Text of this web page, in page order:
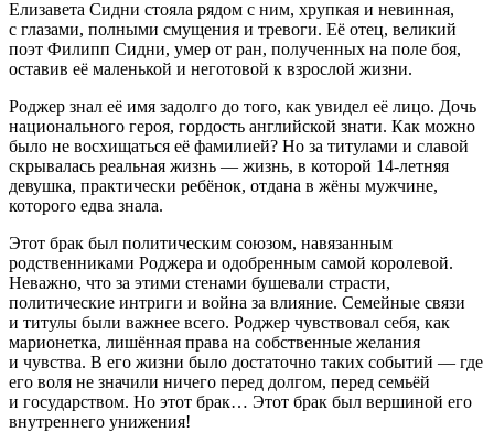
Елизавета Сидни стояла рядом с ним, хрупкая и невинная,
с глазами, полными смущения и тревоги. Её отец, великий
поэт Филипп Сидни, умер от ран, полученных на поле боя,
оставив её маленькой и неготовой к взрослой жизни.
Роджер знал её имя задолго до того, как увидел её лицо. Дочь
национального героя, гордость английской знати. Как можно
было не восхищаться её фамилией? Но за титулами и славой
скрывалась реальная жизнь — жизнь, в которой 14-летняя
девушка, практически ребёнок, отдана в жёны мужчине,
которого едва знала.
Этот брак был политическим союзом, навязанным
родственниками Роджера и одобренным самой королевой.
Неважно, что за этими стенами бушевали страсти,
политические интриги и война за влияние. Семейные связи
и титулы были важнее всего. Роджер чувствовал себя, как
марионетка, лишённая права на собственные желания
и чувства. В его жизни было достаточно таких событий — где
его воля не значили ничего перед долгом, перед семьёй
и государством. Но этот брак… Этот брак был вершиной его
внутреннего унижения!